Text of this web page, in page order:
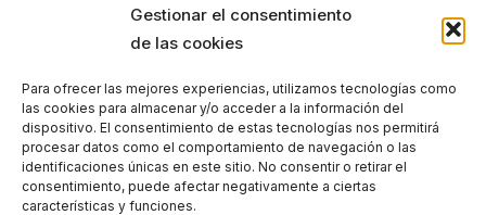
Gestionar el consentimiento
de las cookies
Para ofrecer las mejores experiencias, utilizamos tecnologías como
las cookies para almacenar y/o acceder a la información del
dispositivo. El consentimiento de estas tecnologías nos permitirá
procesar datos como el comportamiento de navegación o las
identificaciones únicas en este sitio. No consentir o retirar el
consentimiento, puede afectar negativamente a ciertas
características y funciones.
Buscar